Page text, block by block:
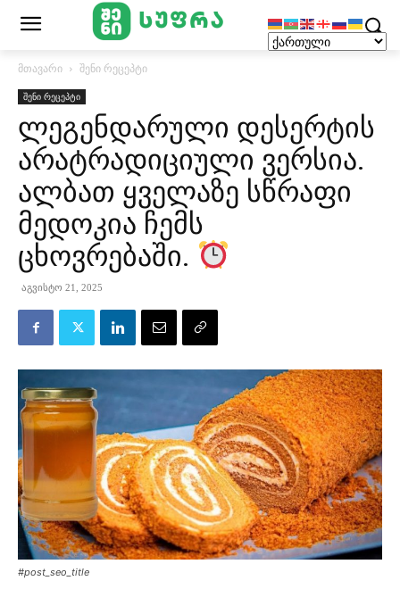
მთავარი შენი რეცეპტი
შენი რეცეპტი
ლეგენდარული დესერტის
არატრადიციული ვერსია.
ალბათ ყველაზე სწრაფი
მედოკია ჩემს
ცხოვრებაში.
აგვისტო 21, 2025
#post_seo_title